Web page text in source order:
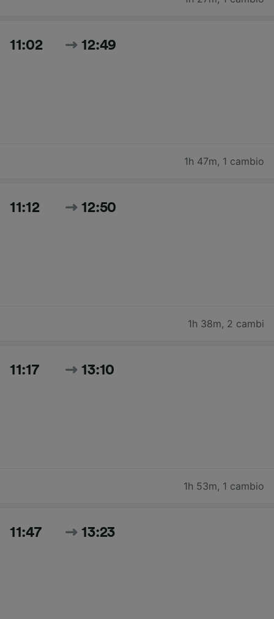
11:02 12:49
1h 47m, 1 cambio
11:12 12:50
1h 38m, 2 cambi
11:17 13:10
1h 53m, 1 cambio
11:47 13:23